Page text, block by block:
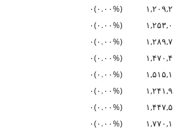
(۰.۰۰%)۰
(۰.۰۰%)۰
(۰.۰۰%)۰
(۰.۰۰%)۰
(۰.۰۰%)۰
(۰.۰۰%)۰
(۰.۰۰%)۰
(۰.۰۰%)۰